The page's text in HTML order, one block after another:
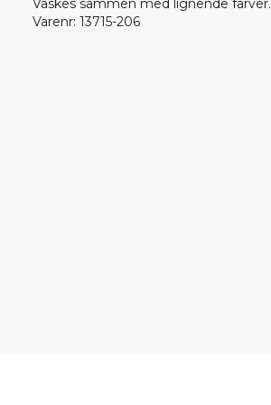
Vaskes sammen med lignende farver.
Varenr: 13715-206